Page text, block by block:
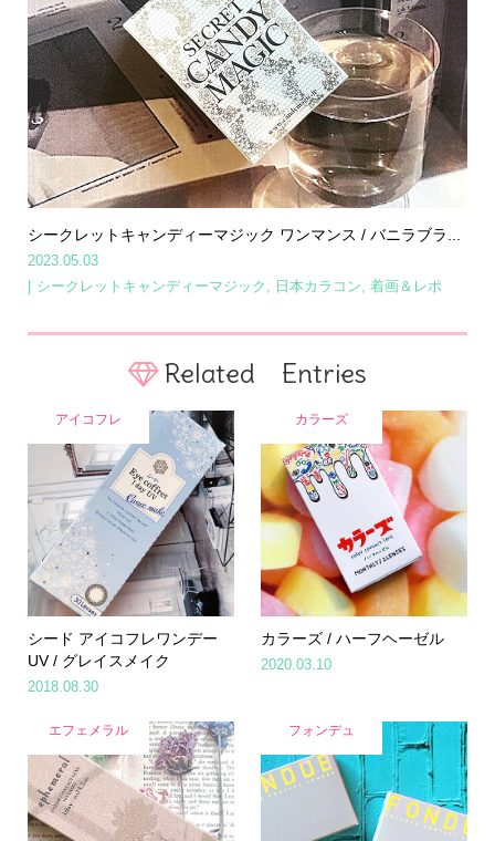
シークレットキャンディーマジック ワンマンス / バニラブラ...
2023.05.03
シークレットキャンディーマジック
日本カラコン 着画＆レポ
Related Entries
アイコフレ
シード アイコフレワンデー
UV / グレイスメイク
2018.08.30
カラーズ
カラーズ / ハーフヘーゼル
2020.03.10
エフェメラル フォンデュ
Home Share Contact